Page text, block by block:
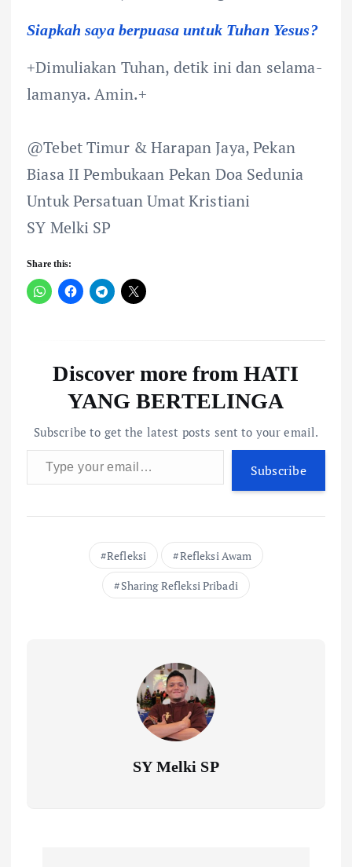
Siapkah saya berpuasa untuk Tuhan Yesus?
+Dimuliakan Tuhan, detik ini dan selama-
lamanya. Amin.+
@Tebet Timur & Harapan Jaya, Pekan
Biasa II Pembukaan Pekan Doa Sedunia
Untuk Persatuan Umat Kristiani
SY Melki SP
Share this:
Discover more from HATI
YANG BERTELINGA
Subscribe to get the latest posts sent to your email.
Type your email…
Subscribe
Refleksi
Refleksi Awam
Sharing Refleksi Pribadi
SY Melki SP